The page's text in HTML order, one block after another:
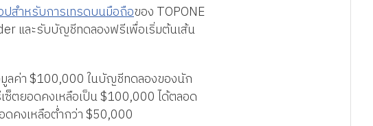
ปสำหรับการเทรดบนมือถือของ TOPONE
และรับบัญชีทดลองฟรีเพื่อเริ่มต้นเส้น
ลค่า $100,000 ในบัญชีทดลองของนัก
ซ็ตยอดคงเหลือเป็น $100,000 ได้ตลอด
ดคงเหลือต่ำกว่า $50,000